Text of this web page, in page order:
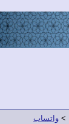
> واتساب